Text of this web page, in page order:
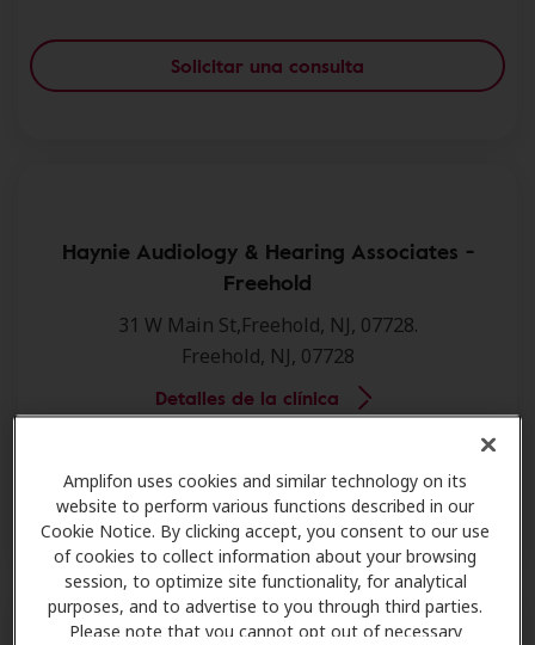
Amplifon uses cookies and similar technology on its
website to perform various functions described in our
Cookie Notice. By clicking accept, you consent to our use
of cookies to collect information about your browsing
session, to optimize site functionality, for analytical
purposes, and to advertise to you through third parties.
Please note that you cannot opt out of necessary
Solicitar una consulta
Haynie Audiology & Hearing Associates -
Freehold
31 W Main St,Freehold, NJ, 07728.
Freehold, NJ, 07728
Detalles de la clínica
Solicitar una consulta